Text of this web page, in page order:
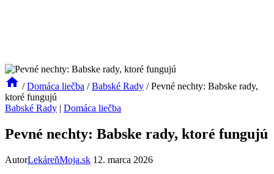
/ Domáca liečba / Babské Rady / Pevné nechty: Babske rady,
ktoré fungujú
Babské Rady | Domáca liečba
Pevné nechty: Babske rady, ktoré fungujú
AutorLekáreňMoja.sk 12. marca 2026